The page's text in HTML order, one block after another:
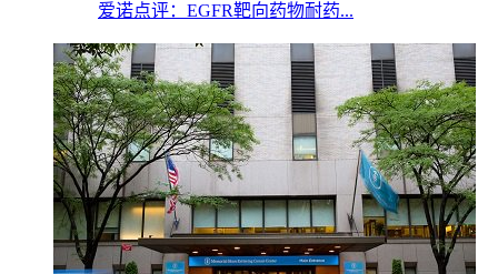
爱诺点评：EGFR靶向药物耐药...